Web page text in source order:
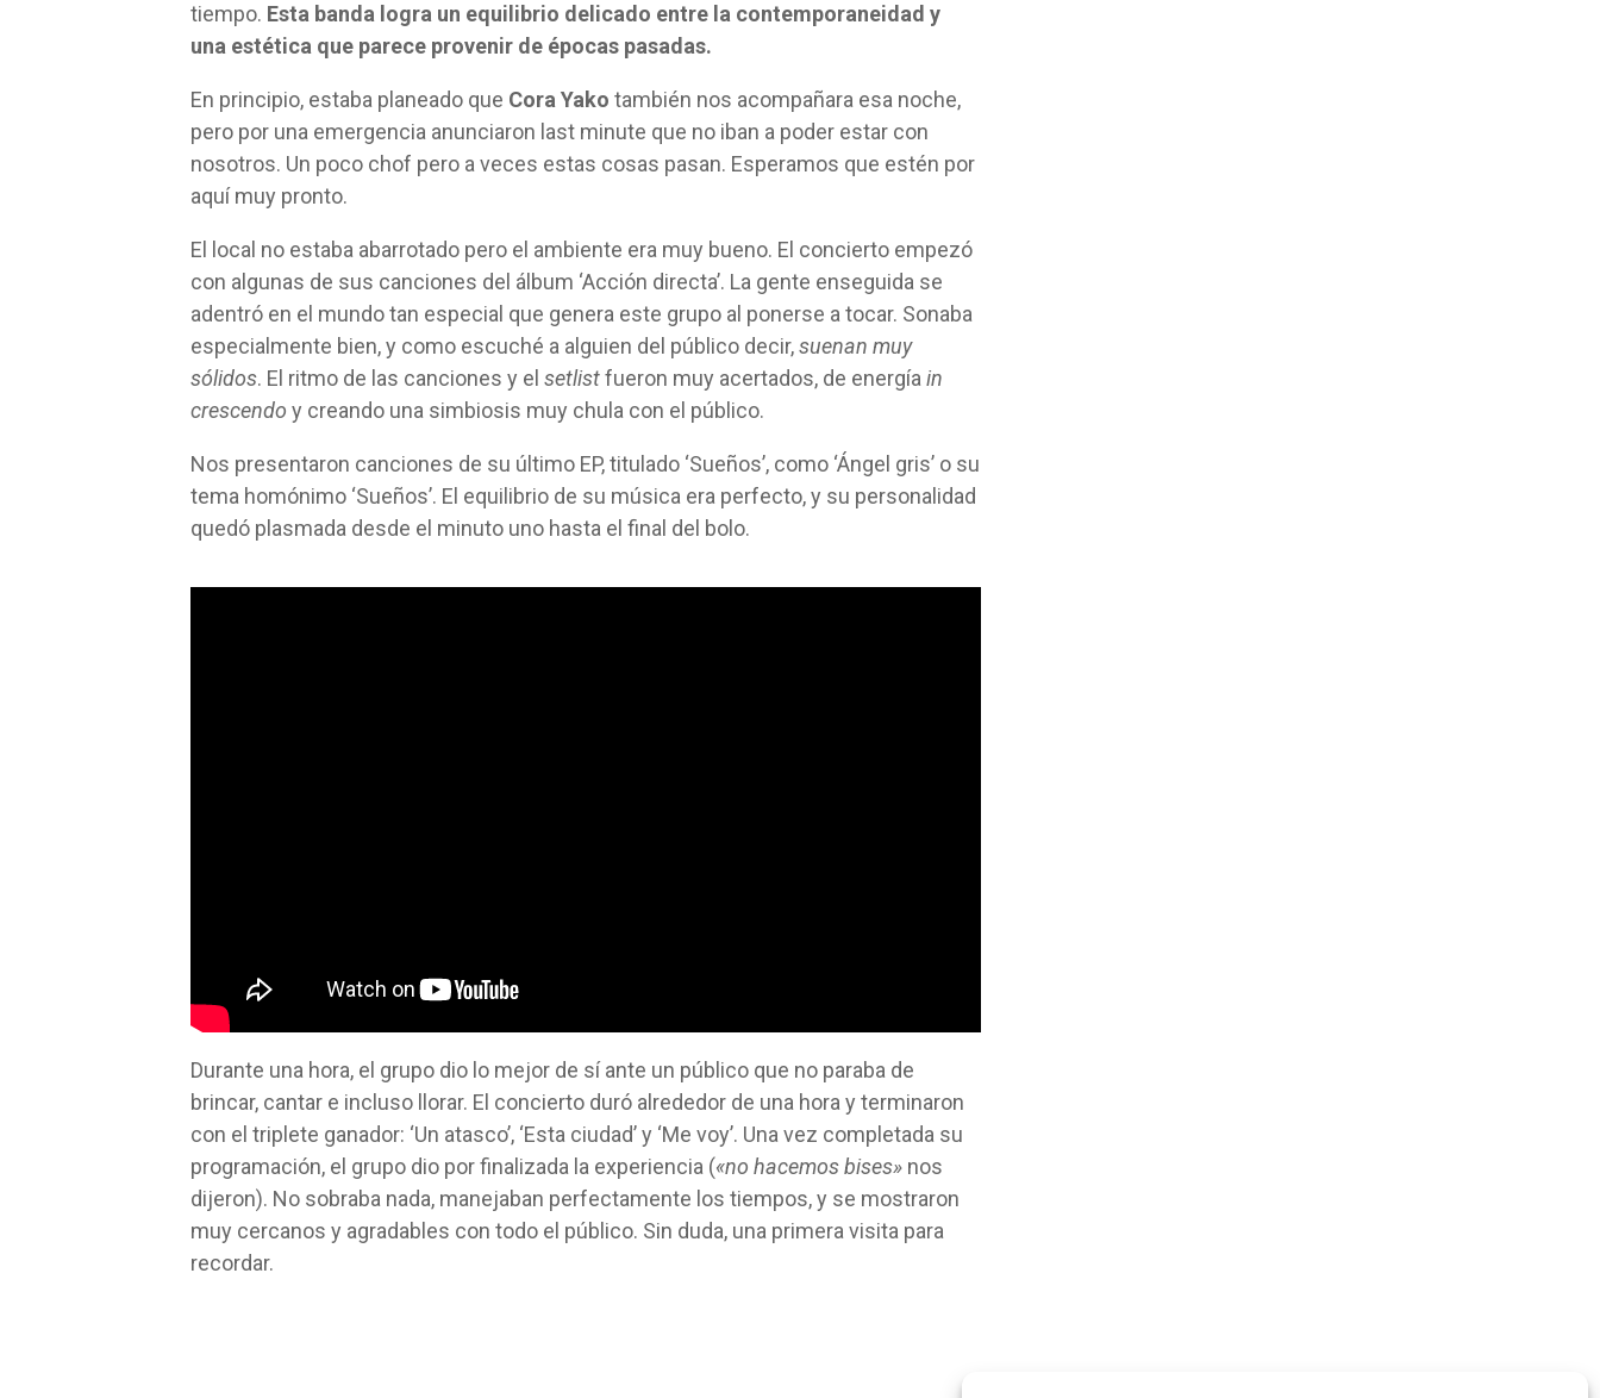
tiempo. Esta banda logra un equilibrio delicado entre la contemporaneidad y
una estética que parece provenir de épocas pasadas.
En principio, estaba planeado que Cora Yako también nos acompañara esa noche,
pero por una emergencia anunciaron last minute que no iban a poder estar con
nosotros. Un poco chof pero a veces estas cosas pasan. Esperamos que estén por
aquí muy pronto.
El local no estaba abarrotado pero el ambiente era muy bueno. El concierto empezó
con algunas de sus canciones del álbum ‘Acción directa’. La gente enseguida se
adentró en el mundo tan especial que genera este grupo al ponerse a tocar. Sonaba
especialmente bien, y como escuché a alguien del público decir,suenan muy
sólidos. El ritmo de las canciones y el setlistfueron muy acertados, de energíain
crescendo y creando una simbiosis muy chula con el público.
Nos presentaron canciones de su último EP, titulado ‘Sueños’, como ‘Ángel gris’ o su
tema homónimo ‘Sueños’. El equilibrio de su música era perfecto, y su personalidad
quedó plasmada desde el minuto uno hasta el final del bolo.
Durante una hora, el grupo dio lo mejor de sí ante un público que no paraba de
brincar, cantar e incluso llorar. El concierto duró alrededor de una hora y terminaron
con el triplete ganador: ‘Un atasco’, ‘Esta ciudad’ y ‘Me voy’. Una vez completada su
programación, el grupo dio por finalizada la experiencia («no hacemos bises» nos
dijeron). No sobraba nada, manejaban perfectamente los tiempos, y se mostraron
muy cercanos y agradables con todo el público. Sin duda, una primera visita para
recordar.